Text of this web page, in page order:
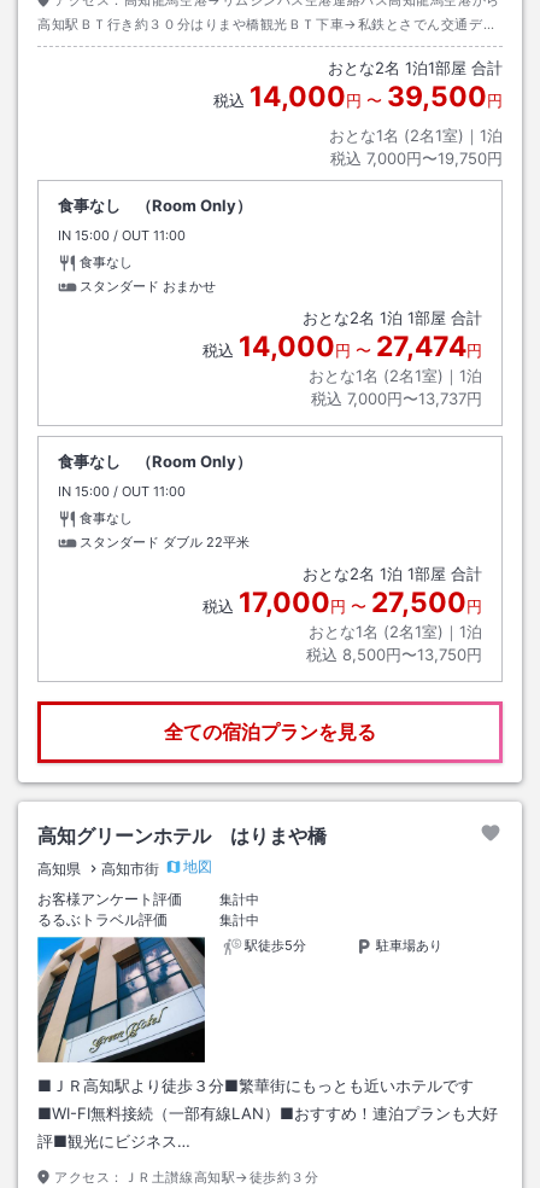
高知駅ＢＴ行き約３０分はりまや橋観光ＢＴ下車→私鉄とさでん交通デン
テツＴＢ前駅から鏡川・朝倉・伊野行き約１０分高知城前駅下車→徒歩約
おとな2名 1泊1部屋 合計
税込 14,000円 〜 39,500円
おとな1名 (2名1室)｜ 1泊
税込 7,000円〜19,750円
食事なし （Room Only）
IN チェックイン
15:00 / OUT チェックアウト
11:00
食事なし
スタンダード おまかせ
おとな2名 1泊 1部屋 合計
税込 14,000円 〜 27,474円
おとな1名 (2名1室)｜ 1泊
税込 7,000円〜13,737円
食事なし （Room Only）
IN チェックイン
15:00 / OUT チェックアウト
11:00
食事なし
スタンダード ダブル 22平米
おとな2名 1泊 1部屋 合計
税込 17,000円 〜 27,500円
おとな1名 (2名1室)｜ 1泊
税込 8,500円〜13,750円
全ての宿泊プランを見る
高知グリーンホテル はりまや橋
高知県 高知市街
地図
お客様アンケート評価
集計中
るるぶトラベル評価
集計中
駅徒歩5分
駐車場あり
■ＪＲ高知駅より徒歩３分■繁華街にもっとも近いホテルです
■WI-FI無料接続（一部有線LAN）■おすすめ！連泊プランも大好
評■観光にビジネス…
アクセス： ＪＲ土讃線高知駅→徒歩約３分